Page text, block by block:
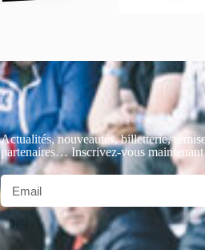
Actualités, nouveautés, billetterie,
partenaires… Inscrivez-vous maintenant